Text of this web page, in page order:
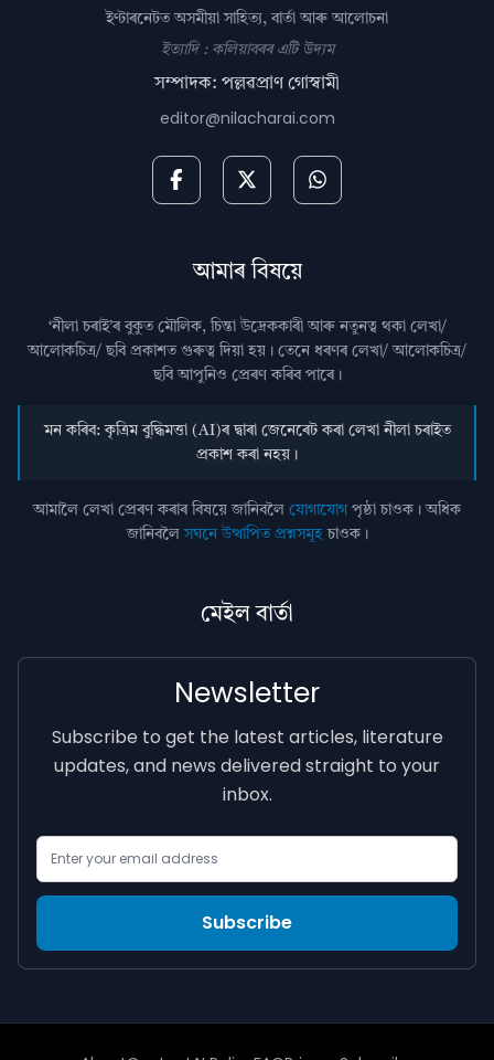
ইণ্টাৰনেটত অসমীয়া সাহিত্য, বাৰ্তা আৰু আলোচনা
ইত্যাদি : কলিয়াবৰৰ এটি উদ্যম
সম্পাদক: পল্লৱপ্ৰাণ গোস্বামী
editor@nilacharai.com
আমাৰ বিষয়ে
‘নীলা চৰাই’ৰ বুকুত মৌলিক, চিন্তা উদ্রেককাৰী আৰু নতুনত্ব থকা লেখা/
আলোকচিত্ৰ/ ছবি প্রকাশত গুৰুত্ব দিয়া হয়। তেনে ধৰণৰ লেখা/ আলোকচিত্ৰ/
ছবি আপুনিও প্রেৰণ কৰিব পাৰে।
মন কৰিব: কৃত্ৰিম বুদ্ধিমত্তা (AI)ৰ দ্বাৰা জেনেৰেট কৰা লেখা নীলা চৰাইত
প্ৰকাশ কৰা নহয়।
আমালৈ লেখা প্ৰেৰণ কৰাৰ বিষয়ে জানিবলৈ যোগাযোগ পৃষ্ঠা চাওক। অধিক
জানিবলৈসঘনে উত্থাপিত প্ৰশ্নসমূহচাওক।
মেইল বাৰ্তা
Newsletter
Subscribe to get the latest articles, literature
updates, and news delivered straight to your
inbox.
Subscribe